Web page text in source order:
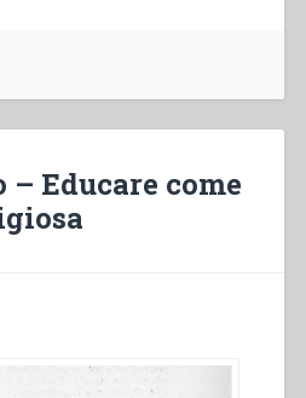
Educare come